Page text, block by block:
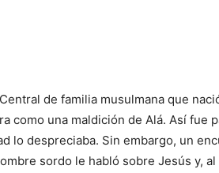
de familia musulmana que
como una maldición de Alá. Así fue
lo despreciaba. Sin embargo, un
sordo le habló sobre Jesús y,